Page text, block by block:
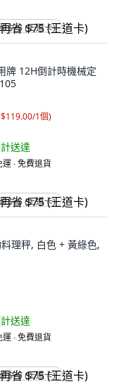
$75 (王道卡)
牌 12H倒計時機械定
$119.00/1個)
送達
∙ 免費退貨
$75 (王道卡)
理秤, 白色 + 黃綠色,
送達
∙ 免費退貨
$75 (王道卡)